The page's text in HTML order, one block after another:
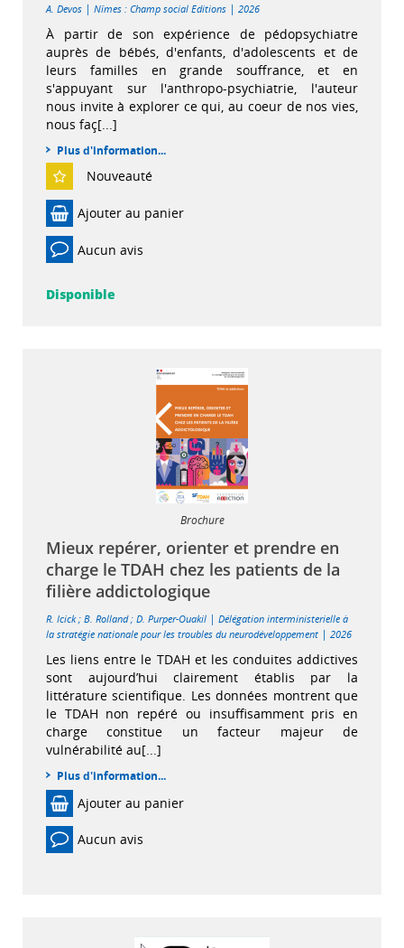
A. Devos | Nîmes : Champ social Editions | 2026
À partir de son expérience de pédopsychiatre
auprès de bébés, d'enfants, d'adolescents et de
leurs familles en grande souffrance, et en
s'appuyant sur l'anthropo-psychiatrie, l'auteur
nous invite à explorer ce qui, au coeur de nos vies,
nous faç[...]
Plus d'information...
Nouveauté
Ajouter au panier
Aucun avis
Disponible
Brochure
Mieux repérer, orienter et prendre en
charge le TDAH chez les patients de la
filière addictologique
R. Icick; B. Rolland; D. Purper-Ouakil | Délégation interministerielle à
la stratégie nationale pour les troubles du neurodéveloppement | 2026
Les liens entre le TDAH et les conduites addictives
sont aujourd’hui clairement établis par la
littérature scientifique. Les données montrent que
le TDAH non repéré ou insuffisamment pris en
charge constitue un facteur majeur de
vulnérabilité au[...]
Plus d'information...
Ajouter au panier
Aucun avis